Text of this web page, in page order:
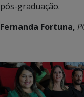
pós-graduação.
Fernanda Fortuna,